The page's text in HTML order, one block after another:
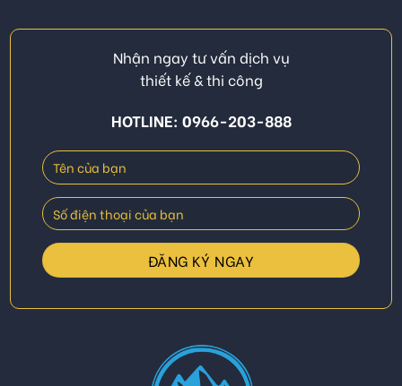
Nhận ngay tư vấn dịch vụ
thiết kế & thi công
HOTLINE: 0966-203-888